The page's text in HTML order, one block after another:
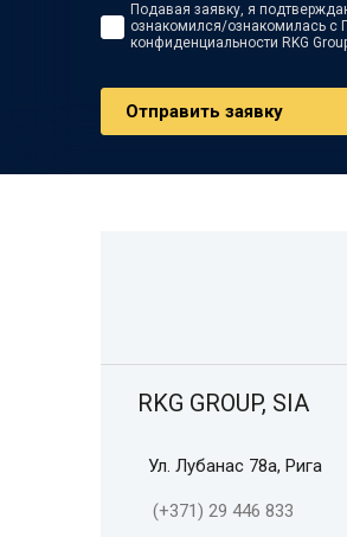
Подавая заявку, я
ознакомился/ознакомилась с
конфиденциальности RKG
Oтправить заявку
RKG GROUP, SIA
Ул. Лубанас 78а, Рига
(+371) 29 446 833